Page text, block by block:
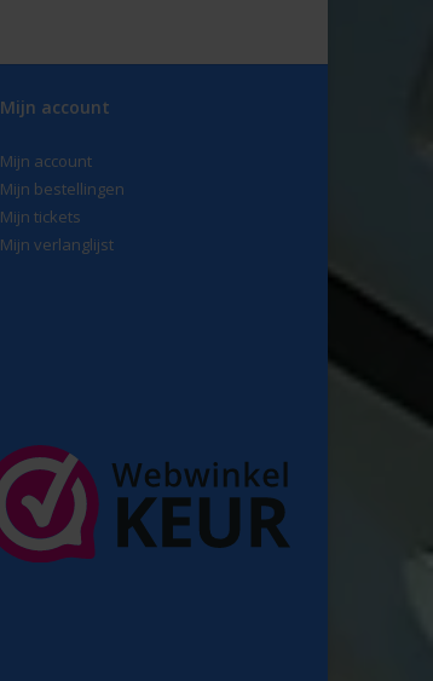
Mijn account
Mijn account
Mijn bestellingen
Mijn tickets
Mijn verlanglijst